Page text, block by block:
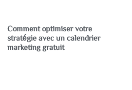
Comment optimiser votre
stratégie avec un calendrier
marketing gratuit